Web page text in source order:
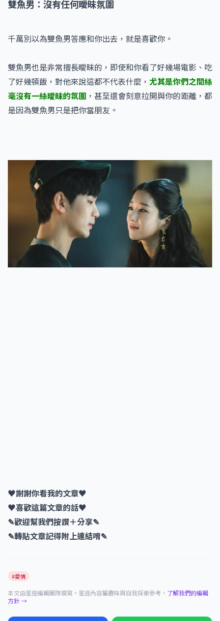
雙魚男：沒有任何曖昧氛圍
千萬別以為雙魚男答應和你出去，就是喜歡你。
雙魚男也是非常擅長曖昧的，即使和你看了好幾場電影、吃
了好幾頓飯，對他來說這都不代表什麼， 尤其是你們之間絲
毫沒有一絲曖昧的氛圍 ，甚至還會刻意拉開與你的距離，都
是因為雙魚男只是把你當朋友。
♥謝謝你看我的文章♥
♥喜歡這篇文章的話♥
✎歡迎幫我們按讚＋分享✎
✎轉貼文章記得附上連結唷✎
#愛情
本文由星座編輯團隊撰寫。星座內容屬趣味與自我探索參考， 了解我們的編輯
方針 →